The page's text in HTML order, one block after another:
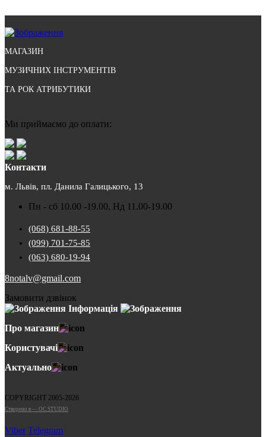
МАГАЗИН
МУЗИЧНИХ ІНСТРУМЕНТІВ
ТА РОК АТРИБУТИКИ
Ми приймаємо до оплати:
Контакти
м. Львів, пл. Данила Галицького, 13
Пн - сб 10.00 -19.00, Нд 11.00-19.00
(068) 681-88-55
(099) 701-75-85
(063) 680-19-94
8notalv@gmail.com
Замовити дзвінок
Інформація
Про магазин
Користувачі
Актуально
COPYRIGHT 2005-2026
Cтворено в — OC STUDIO
Viber Telegram